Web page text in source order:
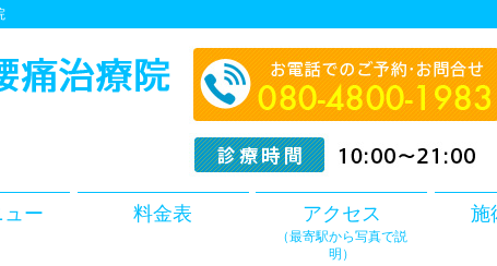
ー 料金表 アクセス
（最寄駅から写真で説
明）
施